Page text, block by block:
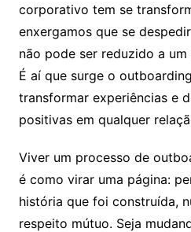
corporativo tem se
enxergamos que se
não pode ser reduzido a
É aí que surge o
transformar experiências e
positivas em qualquer
Viver um processo de
é como virar uma página:
história que foi construída,
respeito mútuo. Seja